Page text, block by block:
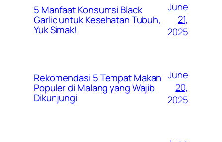
5 Manfaat Konsumsi Black
Garlic untuk Kesehatan Tubuh,
Yuk Simak!
June
21,
2025
Rekomendasi 5 Tempat Makan
Populer di Malang yang Wajib
Dikunjungi
June
20,
2025